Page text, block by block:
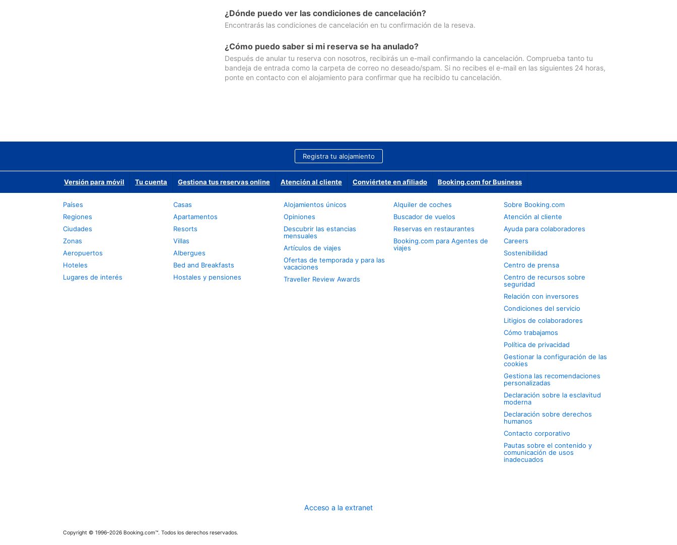
¿Dónde puedo ver las condiciones de cancelación?
Encontrarás las condiciones de cancelación en tu confirmación de la reseva.
¿Cómo puedo saber si mi reserva se ha anulado?
Después de anular tu reserva con nosotros, recibirás un e-mail confirmando la cancelación. Comprueba tanto tu
bandeja de entrada como la carpeta de correo no deseado/spam. Si no recibes el e-mail en las siguientes 24 horas,
ponte en contacto con el alojamiento para confirmar que ha recibido tu cancelación.
Registra tu alojamiento
Versión para móvil Tu cuenta Gestiona tus reservas online Atención al cliente Conviértete en afiliado Booking.com for Business
Países
Regiones
Ciudades
Zonas
Aeropuertos
Hoteles
Lugares de interés
Casas
Apartamentos
Resorts
Villas
Albergues
Bed and Breakfasts
Hostales y pensiones
Alojamientos únicos
Opiniones
Descubrir las estancias
mensuales
Artículos de viajes
Ofertas de temporada y para las
vacaciones
Traveller Review Awards
Alquiler de coches
Buscador de vuelos
Reservas en restaurantes
Booking.com para Agentes de
viajes
Sobre Booking.com
Atención al cliente
Ayuda para colaboradores
Careers
Sostenibilidad
Centro de prensa
Centro de recursos sobre
seguridad
Relación con inversores
Condiciones del servicio
Litigios de colaboradores
Cómo trabajamos
Política de privacidad
Gestionar la configuración de las
cookies
Gestiona las recomendaciones
personalizadas
Declaración sobre la esclavitud
moderna
Declaración sobre derechos
humanos
Contacto corporativo
Pautas sobre el contenido y
comunicación de usos
inadecuados
Acceso a la extranet
Copyright © 1996–2026 Booking.com™. Todos los derechos reservados.